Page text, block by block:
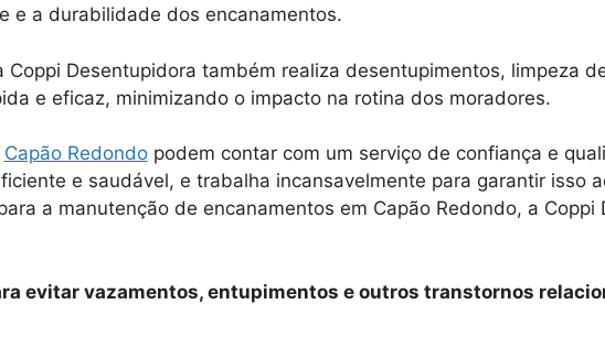
e a durabilidade dos encanamentos.
Desentupidora também realiza desentupimentos, limpeza
e eficaz, minimizando o impacto na rotina dos moradores.
Capão Redondopodem contar com um serviço de confiança e
e saudável, e trabalha incansavelmente para garantir isso
a manutenção de encanamentos em Capão Redondo, a Coppi
evitar vazamentos, entupimentos e outros transtornos